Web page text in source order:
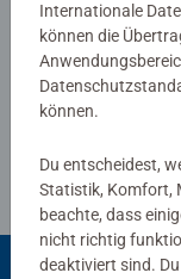
Ravensburger
Richtlinien für
Internationale
können die
können.
Du entscheidest,
Statistik, Komfort,
beachte, dass
nicht richtig
deaktiviert sind.